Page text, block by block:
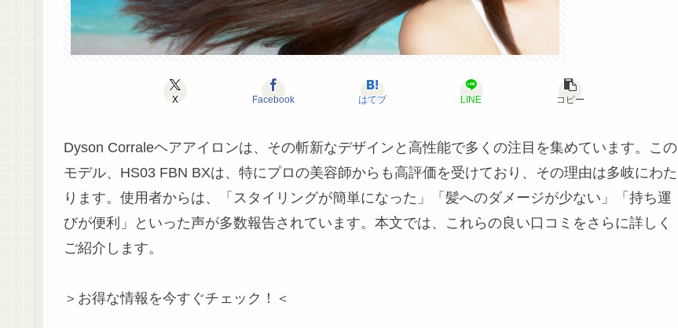
X Facebook はてブ LINE コピー
Dyson Corraleヘアアイロンは、その斬新なデザインと高性能で多くの注目を集めています。この
モデル、HS03 FBN BXは、特にプロの美容師からも高評価を受けており、その理由は多岐にわた
ります。使用者からは、「スタイリングが簡単になった」「髪へのダメージが少ない」「持ち運
びが便利」といった声が多数報告されています。本文では、これらの良い口コミをさらに詳しく
ご紹介します。
＞お得な情報を今すぐチェック！＜